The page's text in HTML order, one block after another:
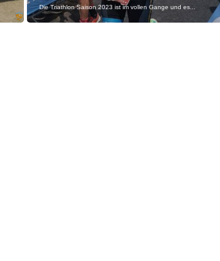
Die Triathlon Saison 2023 ist im vollen Gange und es...